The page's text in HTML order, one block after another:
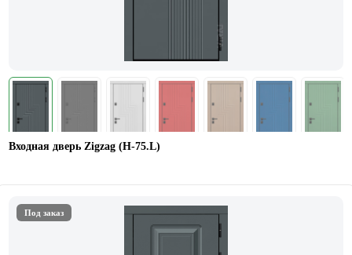
Входная дверь Zigzag (Н-75.L)
Под заказ